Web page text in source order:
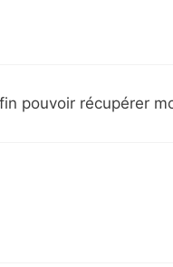
pouvoir récupérer